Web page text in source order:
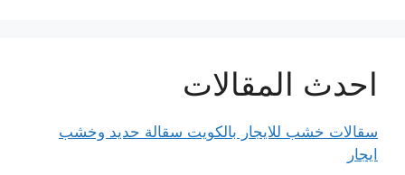
احدث المقالات
سقالات خشب للايجار بالكويت سقالة حديد وخشب
ايجار